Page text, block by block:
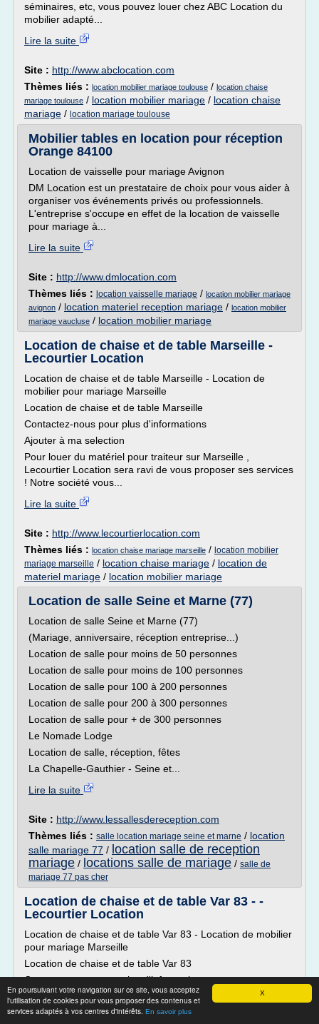
X
En poursuivant votre navigation sur ce site, vous acceptez
l'utilisation de cookies pour vous proposer des contenus et
services adaptés à vos centres d'intérêts. En savoir plus
séminaires, etc, vous pouvez louer chez ABC Location du
mobilier adapté...
Lire la suite
Site : http://www.abclocation.com
Thèmes liés : location mobilier mariage toulouse / location chaise
mariage toulouse / location mobilier mariage / location chaise
mariage / location mariage toulouse
Mobilier tables en location pour réception
Orange 84100
Location de vaisselle pour mariage Avignon
DM Location est un prestataire de choix pour vous aider à
organiser vos événements privés ou professionnels.
L'entreprise s'occupe en effet de la location de vaisselle
pour mariage à...
Lire la suite
Site : http://www.dmlocation.com
Thèmes liés : location vaisselle mariage / location mobilier mariage
avignon / location materiel reception mariage / location mobilier
mariage vaucluse / location mobilier mariage
Location de chaise et de table Marseille -
Lecourtier Location
Location de chaise et de table Marseille - Location de
mobilier pour mariage Marseille
Location de chaise et de table Marseille
Contactez-nous pour plus d'informations
Ajouter à ma selection
Pour louer du matériel pour traiteur sur Marseille ,
Lecourtier Location sera ravi de vous proposer ses services
! Notre société vous...
Lire la suite
Site : http://www.lecourtierlocation.com
Thèmes liés : location chaise mariage marseille / location mobilier
mariage marseille / location chaise mariage / location de
materiel mariage / location mobilier mariage
Location de salle Seine et Marne (77)
Location de salle Seine et Marne (77)
(Mariage, anniversaire, réception entreprise...)
Location de salle pour moins de 50 personnes
Location de salle pour moins de 100 personnes
Location de salle pour 100 à 200 personnes
Location de salle pour 200 à 300 personnes
Location de salle pour + de 300 personnes
Le Nomade Lodge
Location de salle, réception, fêtes
La Chapelle-Gauthier - Seine et...
Lire la suite
Site : http://www.lessallesdereception.com
Thèmes liés : salle location mariage seine et marne / location
salle mariage 77 / location salle de reception
mariage / locations salle de mariage / salle de
mariage 77 pas cher
Location de chaise et de table Var 83 - -
Lecourtier Location
Location de chaise et de table Var 83 - Location de mobilier
pour mariage Marseille
Location de chaise et de table Var 83
Contactez-nous pour plus d'informations
Ajouter à ma selection
Pour louer du matériel pour traiteur sur Var , Lecourtier